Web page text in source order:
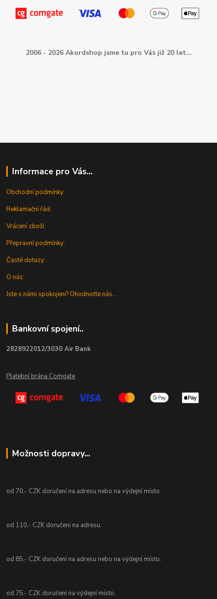
2006 - 2026 Akordshop jsme tu pro Vás již 20 let...
Informace pro Vás...
Obchodní podmínky:
Reklamační řád:
Vrácení zboží:
Přepravní podmínky:
Časté dotazy:
O nás:
Jste s námi spokojeni? Ohodnoťte nás...
Bankovní spojení..
2828922012/3030 Air Bank
Platební brána Comgate
Možnosti dopravy...
od 70,- CZK doručení na adresu nebo na výdejní místo.
od 110,- CZK doručení na adresu.
od 85,- CZK doručení na adresu nebo na výdejní místo.
od 75,- CZK doručení na výdejní místo.